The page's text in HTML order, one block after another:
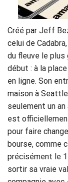
Créé par Jeff
celui de
du fleuve le plus
début : à la
en ligne. Son
maison à
seulement un
est
pour faire
bourse, comme
précisément le
sortir sa vraie